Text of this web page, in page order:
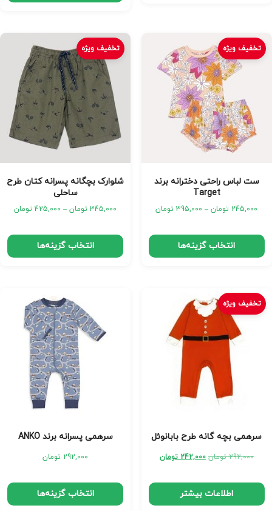
تخفیف ویژه
ست لباس راحتی دخترانه برند
Target
245,000 تومان –
395,000 تومان
انتخاب گزینه‌ها
تخفیف ویژه
شلوارک بچگانه پسرانه کتان طرح
ساحلی
345,000 تومان –
425,000 تومان
انتخاب گزینه‌ها
تخفیف ویژه
سرهمی بچه گانه طرح بابانوئل
292,000 تومان 242,000 تومان
اطلاعات بیشتر
سرهمی پسرانه برند ANKO
292,000 تومان
انتخاب گزینه‌ها